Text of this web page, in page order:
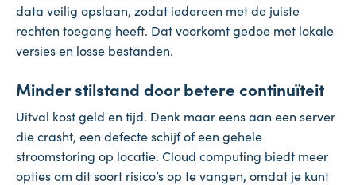
data veilig opslaan, zodat iedereen met de juiste
rechten toegang heeft. Dat voorkomt gedoe met lokale
versies en losse bestanden.
Minder stilstand door betere continuïteit
Uitval kost geld en tijd. Denk maar eens aan een server
die crasht, een defecte schijf of een gehele
stroomstoring op locatie. Cloud computing biedt meer
opties om dit soort risico’s op te vangen, omdat je kunt